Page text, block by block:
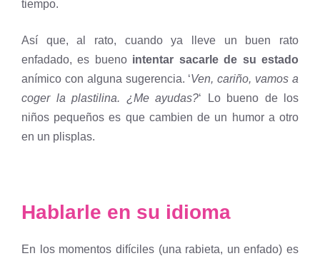
tiempo.
Así que, al rato, cuando ya lleve un buen rato
enfadado, es buenointentar sacarle de su estado
anímico con alguna sugerencia. ‘Ven, cariño, vamos a
coger la plastilina. ¿Me ayudas?‘ Lo bueno de los
niños pequeños es que cambien de un humor a otro
en un plisplas.
Hablarle en su idioma
En los momentos difíciles (una rabieta, un enfado) es